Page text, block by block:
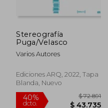
$ 96.196
Stereografía
Puga/Velasco
Varios Autores
Ediciones ARQ, 2022, Tapa
Blanda, Nuevo